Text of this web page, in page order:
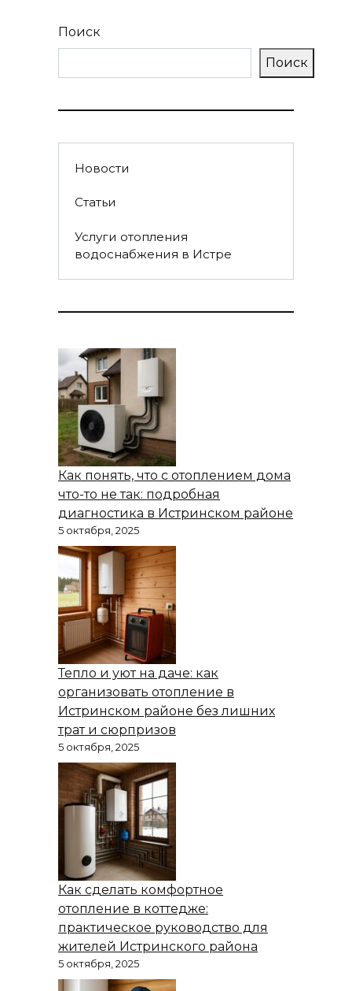
Поиск
Поиск
Новости
Статьи
Услуги отопления
водоснабжения в Истре
Как понять, что с отоплением дома
что-то не так: подробная
диагностика в Истринском районе
5 октября, 2025
Тепло и уют на даче: как
организовать отопление в
Истринском районе без лишних
трат и сюрпризов
5 октября, 2025
Как сделать комфортное
отопление в коттедже:
практическое руководство для
жителей Истринского района
5 октября, 2025